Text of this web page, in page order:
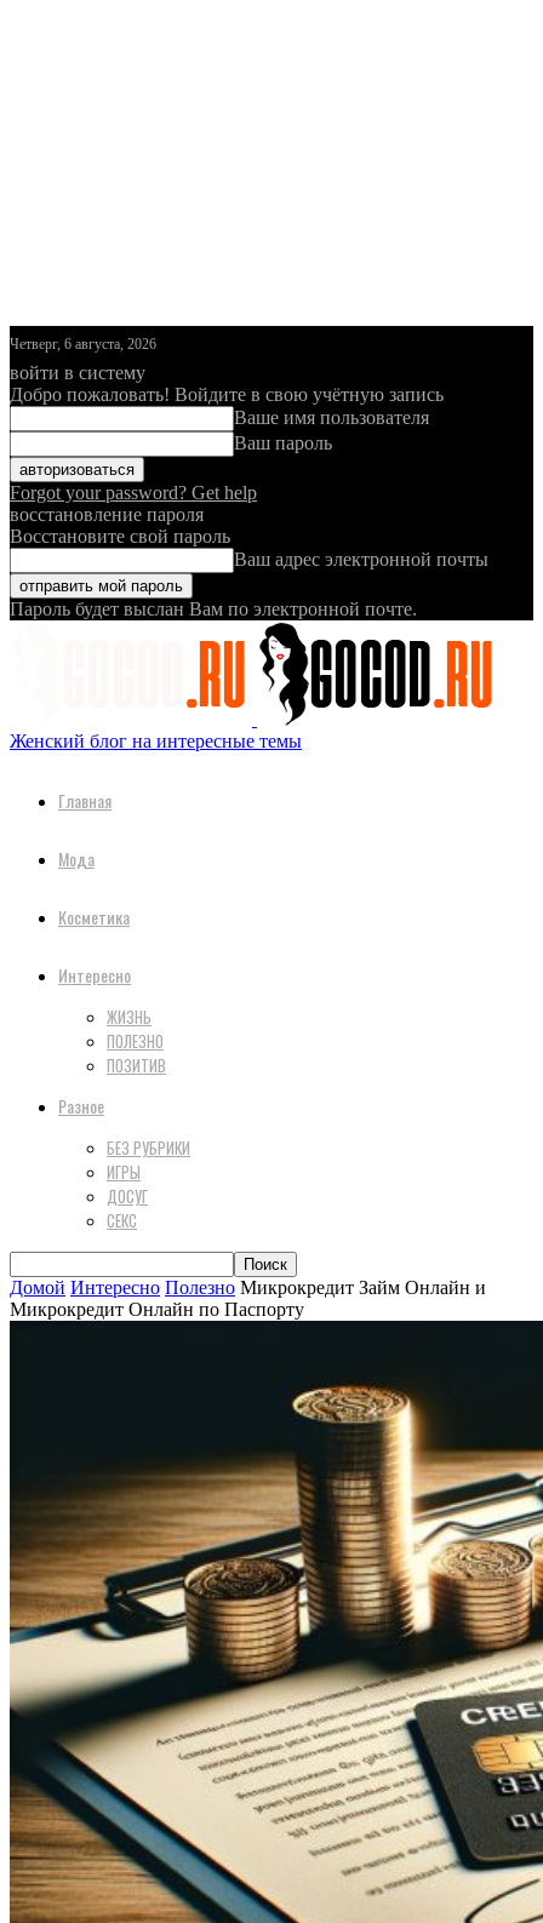
Четверг, 6 августа, 2026
войти в систему
Добро пожаловать! Войдите в свою учётную запись
Ваше имя пользователя
Ваш пароль
Forgot your password? Get help
восстановление пароля
Восстановите свой пароль
Ваш адрес электронной почты
Пароль будет выслан Вам по электронной почте.
Женский блог на интересные темы
Главная
Мода
Косметика
Интересно
ЖИЗНЬ
ПОЛЕЗНО
ПОЗИТИВ
Разное
БЕЗ РУБРИКИ
ИГРЫ
ДОСУГ
СЕКС
Домой Интересно Полезно Микрокредит Займ Онлайн и
Микрокредит Онлайн по Паспорту